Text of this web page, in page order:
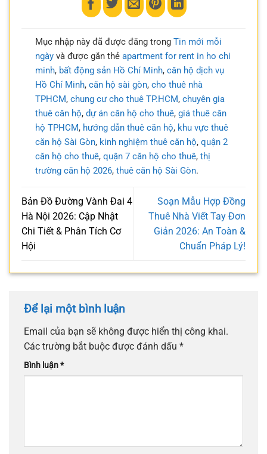
Mục nhập này đã được đăng trong Tin mới mỗi
ngàyvà được gắn thẻ apartment for rent in ho chi
minh, bất động sản Hồ Chí Minh, căn hộ dịch vụ
Hồ Chí Minh, căn hộ sài gòn, cho thuê nhà
TPHCM, chung cư cho thuê TP.HCM, chuyên gia
thuê căn hộ, dự án căn hộ cho thuê, giá thuê căn
hộ TPHCM, hướng dẫn thuê căn hộ, khu vực thuê
căn hộ Sài Gòn, kinh nghiệm thuê căn hộ, quận 2
căn hộ cho thuê, quận 7 căn hộ cho thuê, thị
trường căn hộ 2026, thuê căn hộ Sài Gòn.
Bản Đồ Đường Vành Đai 4
Hà Nội 2026: Cập Nhật
Chi Tiết & Phân Tích Cơ
Hội
Soạn Mẫu Hợp Đồng
Thuê Nhà Viết Tay Đơn
Giản 2026: An Toàn &
Chuẩn Pháp Lý!
Để lại một bình luận
Email của bạn sẽ không được hiển thị công khai.
Các trường bắt buộc được đánh dấu *
Bình luận*